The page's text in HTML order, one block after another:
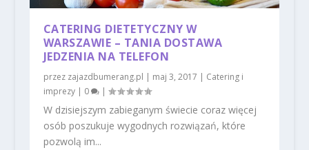
CATERING DIETETYCZNY W
WARSZAWIE – TANIA DOSTAWA
JEDZENIA NA TELEFON
przez zajazdbumerang.pl | maj 3, 2017 | Catering i
imprezy| 0 |
W dzisiejszym zabieganym świecie coraz więcej
osób poszukuje wygodnych rozwiązań, które
pozwolą im...